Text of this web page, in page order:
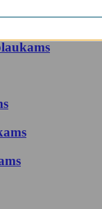
plaukams